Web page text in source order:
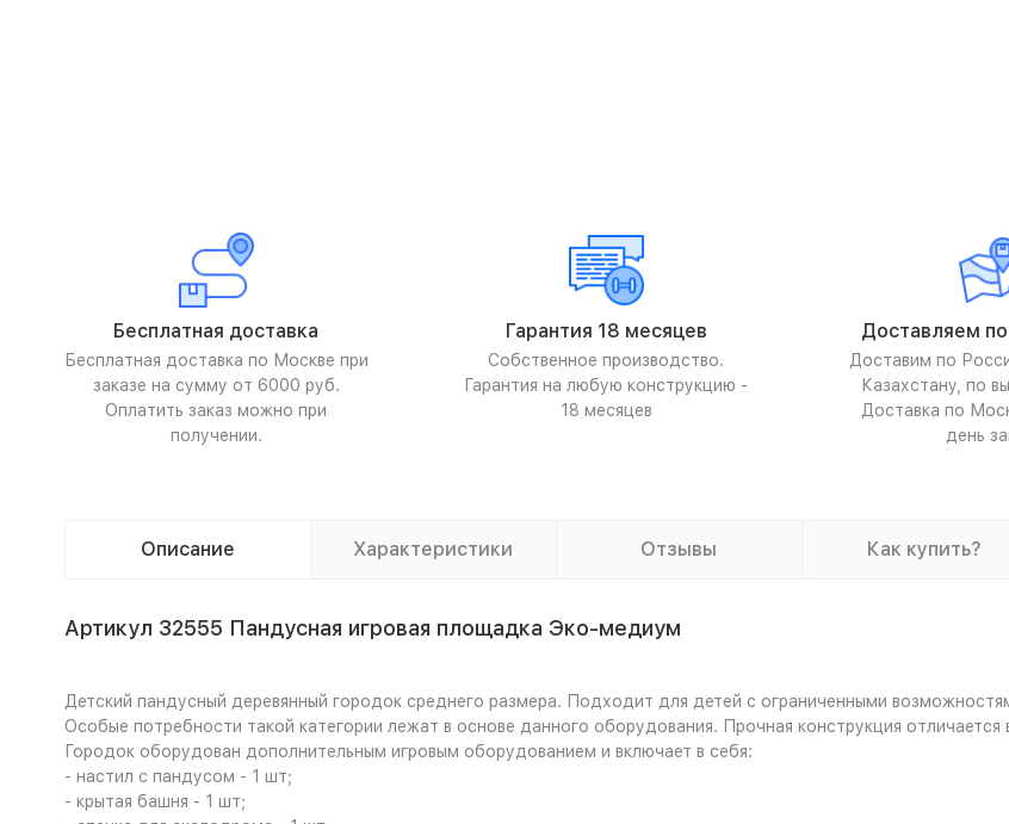
Бесплатная доставка
Бесплатная доставка по Москве при
заказе на сумму от 6000 руб.
Оплатить заказ можно при
получении.
Гарантия 18 месяцев
Собственное производство.
Гарантия на любую конструкцию -
18 месяцев
Доставляем
Доставим по
Казахстану, по
Доставка по
день
Описание Характеристики Отзывы Как купить?
Артикул 32555 Пандусная игровая площадка Эко-медиум
Детский пандусный деревянный городок среднего размера. Подходит для детей с ограниченными
Особые потребности такой категории лежат в основе данного оборудования. Прочная конструкция
Городок оборудован дополнительным игровым оборудованием и включает в себя:
- настил с пандусом - 1 шт;
- крытая башня - 1 шт;